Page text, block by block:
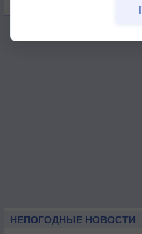
НЕПОГОДНЫЕ НОВОСТИ